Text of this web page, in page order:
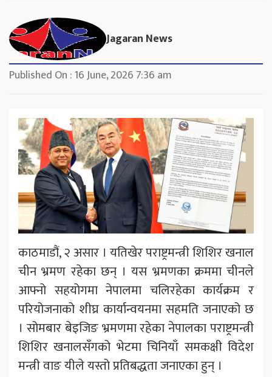
Jagaran News
Published On : 16 June, 2026 7:36 am
काठमाडौं, २ असार । यतिखेर पराष्ट्रमन्त्री शिशिर खनाल
चीन भ्रमण रहेका छन् । यस भ्रमणका क्रममा चीनले
आफ्नो सहयोगमा नेपालमा चलिरहेका कार्यक्रम र
परियोजनाको शीघ्र कार्यान्वयनमा सहमति जनाएको छ
। सोमबार बेइजिङ भ्रमणमा रहेका नेपालका पराष्ट्रमन्त्री
शिशिर खनालसँगको भेटमा चिनियाँ समकक्षी विदेश
मन्त्री वाङ यीले यस्तो प्रतिबद्धता जनाएका हुन् ।